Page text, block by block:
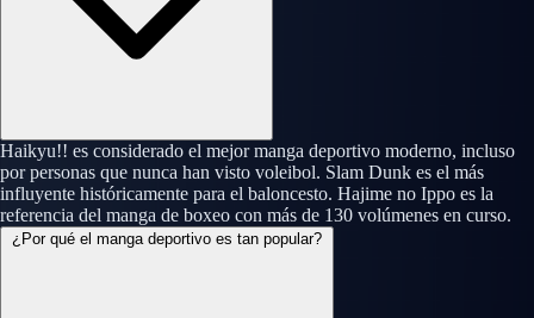
Haikyu!! es considerado el mejor manga deportivo moderno, incluso
por personas que nunca han visto voleibol. Slam Dunk es el más
influyente históricamente para el baloncesto. Hajime no Ippo es la
referencia del manga de boxeo con más de 130 volúmenes en curso.
¿Por qué el manga deportivo es tan popular?